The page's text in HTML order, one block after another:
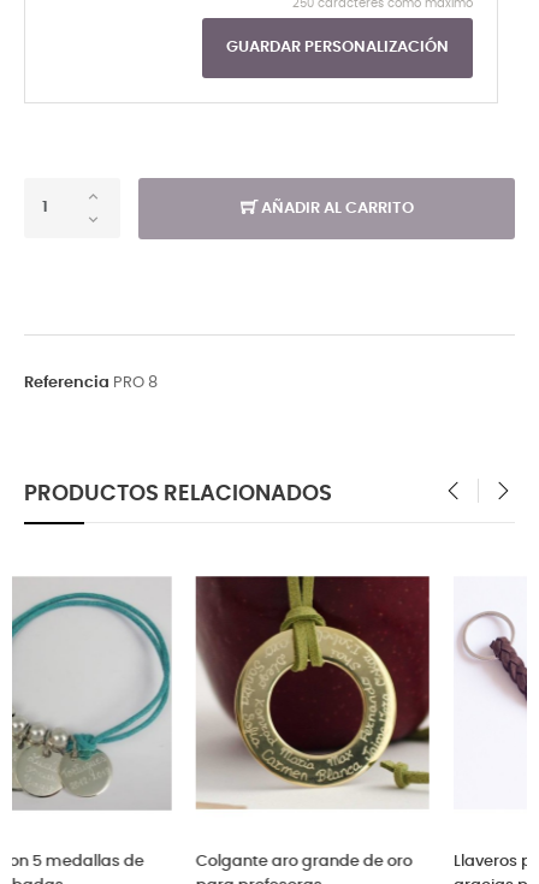
250 caracteres como máximo
GUARDAR PERSONALIZACIÓN
AÑADIR AL CARRITO
Referencia PRO 8
PRODUCTOS RELACIONADOS
de acero
Pulsera con 5 medallas de